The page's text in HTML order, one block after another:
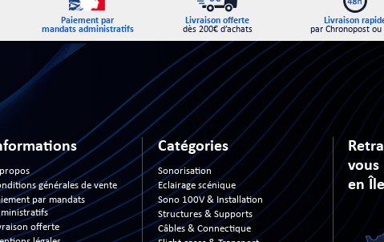
Paiement par
mandats administratifs
Livraison offerte
dès 200€ d’achats
Livraison
par Chronopost ou
générales de vente
par mandats
offerte
Catégories
Sonorisation
Eclairage scénique
Sono 100V & Installation
Structures & Supports
Câbles & Connectique
vous
en